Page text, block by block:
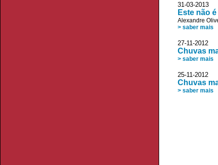
31-03-
Este não
Alexandre
> saber mais
27-11-2012
Chuvas
> saber mais
25-11-
Chuvas
> saber mais